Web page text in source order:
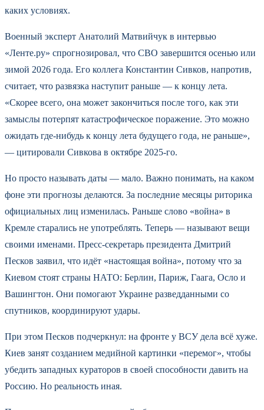
каких условиях.
Военный эксперт Анатолий Матвийчук в интервью
«Ленте.ру» спрогнозировал, что СВО завершится осенью или
зимой 2026 года. Его коллега Константин Сивков, напротив,
считает, что развязка наступит раньше — к концу лета.
«Скорее всего, она может закончиться после того, как эти
замыслы потерпят катастрофическое поражение. Это можно
ожидать где-нибудь к концу лета будущего года, не раньше»,
— цитировали Сивкова в октябре 2025-го.
Но просто называть даты — мало. Важно понимать, на каком
фоне эти прогнозы делаются. За последние месяцы риторика
официальных лиц изменилась. Раньше слово «война» в
Кремле старались не употреблять. Теперь — называют вещи
своими именами. Пресс-секретарь президента Дмитрий
Песков заявил, что идёт «настоящая война», потому что за
Киевом стоят страны НАТО: Берлин, Париж, Гаага, Осло и
Вашингтон. Они помогают Украине разведданными со
спутников, координируют удары.
При этом Песков подчеркнул: на фронте у ВСУ дела всё хуже.
Киев занят созданием медийной картинки «перемог», чтобы
убедить западных кураторов в своей способности давить на
Россию. Но реальность иная.